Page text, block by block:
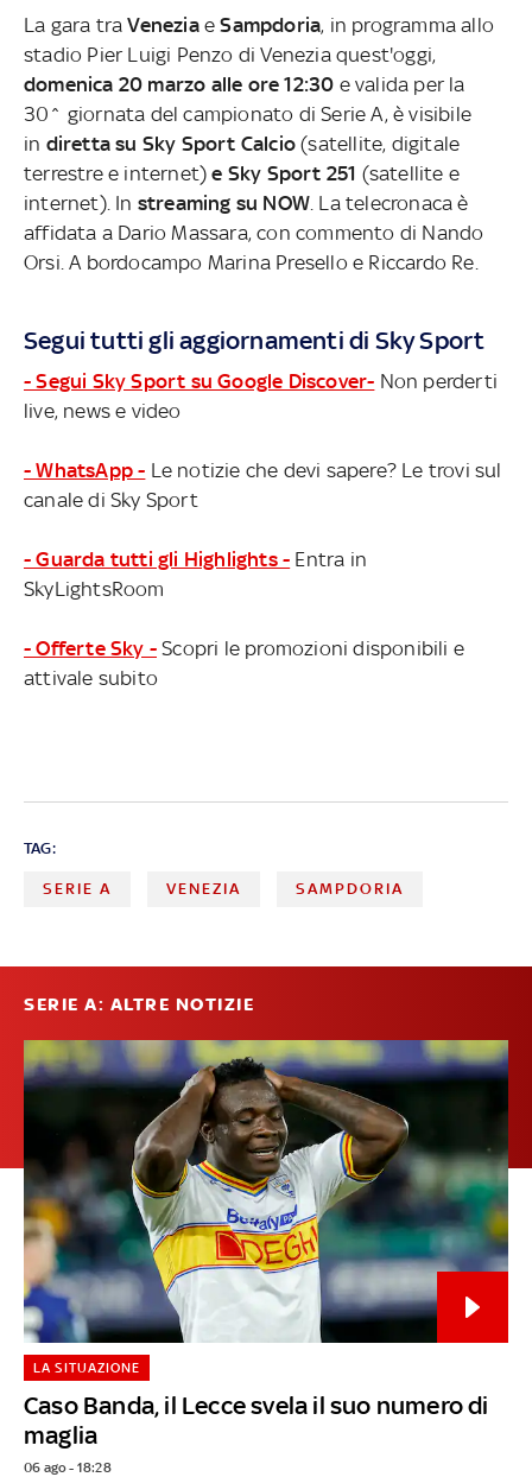
La gara traVeneziaeSampdoria, in programma allo
stadio Pier Luigi Penzo di Venezia quest'oggi,
domenica 20 marzo alle ore 12:30 e valida per la
30^ giornata del campionato di Serie A, è visibile
in diretta su Sky Sport Calcio (satellite, digitale
terrestre e internet)e Sky Sport 251 (satellite e
internet). In streaming su NOW . La telecronaca è
affidata a Dario Massara, con commento di Nando
Orsi. A bordocampo Marina Presello e Riccardo Re.
Segui tutti gli aggiornamenti di Sky Sport
- Segui Sky Sport su Google Discover- Non perderti
live, news e video
- WhatsApp - Le notizie che devi sapere? Le trovi sul
canale di Sky Sport
- Guarda tutti gli Highlights - Entra in
SkyLightsRoom
- Offerte Sky - Scopri le promozioni disponibili e
attivale subito
TAG:
SERIE A VENEZIA SAMPDORIA
SERIE A: ALTRE NOTIZIE
Caso Banda, il Lecce svela il suo numero di
maglia
LA SITUAZIONE
06 ago - 18:28